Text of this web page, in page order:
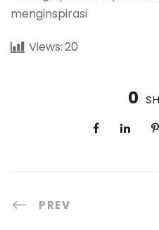
menginspirasi
Views:20
0
PREV